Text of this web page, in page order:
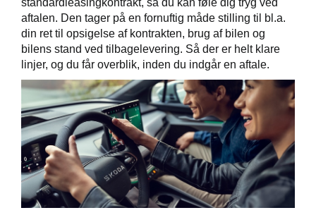
standardleasingkontrakt, så du kan føle dig tryg ved
aftalen. Den tager på en fornuftig måde stilling til bl.a.
din ret til opsigelse af kontrakten, brug af bilen og
bilens stand ved tilbagelevering. Så der er helt klare
linjer, og du får overblik, inden du indgår en aftale.